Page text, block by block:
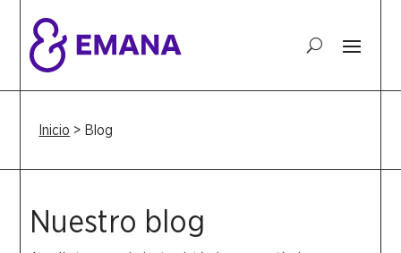
Inicio > Blog
Nuestro blog